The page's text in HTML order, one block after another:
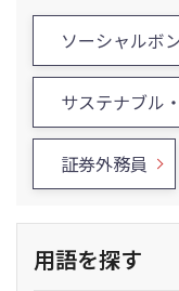
ソーシャルボ
サステナブル
証券外務員
用語を探す